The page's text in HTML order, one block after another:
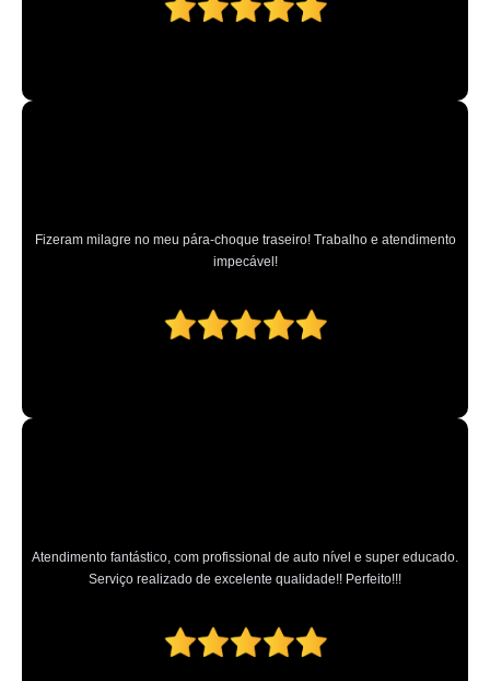
Fizeram milagre no meu pára-choque traseiro! Trabalho e atendimento
impecável!
Atendimento fantástico, com profissional de auto nível e super educado.
Serviço realizado de excelente qualidade!! Perfeito!!!